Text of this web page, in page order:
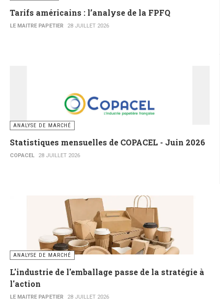
Tarifs américains : l’analyse de la FPFQ
LE MAITRE PAPETIER 28 JUILLET 2026
ANALYSE DE MARCHÉ
Statistiques mensuelles de COPACEL - Juin 2026
COPACEL 28 JUILLET 2026
ANALYSE DE MARCHÉ
L'industrie de l'emballage passe de la stratégie à
l'action
LE MAITRE PAPETIER 28 JUILLET 2026